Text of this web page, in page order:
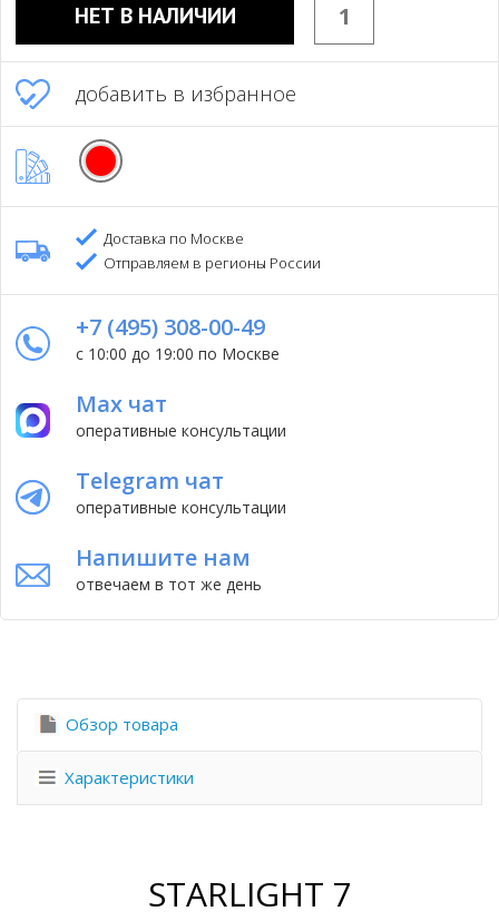
НЕТ В НАЛИЧИИ
добавить в избранное
Доставка по Москве
Отправляем в регионы России
+7 (495) 308-00-49
с 10:00 до 19:00 по Москве
Max чат
оперативные консультации
Telegram чат
оперативные консультации
Напишите нам
отвечаем в тот же день
Обзор товара
Характеристики
STARLIGHT 7